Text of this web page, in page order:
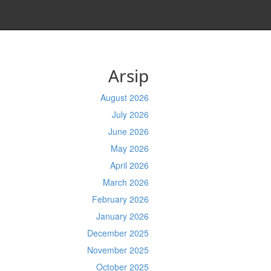
Arsip
August 2026
July 2026
June 2026
May 2026
April 2026
March 2026
February 2026
January 2026
December 2025
November 2025
October 2025